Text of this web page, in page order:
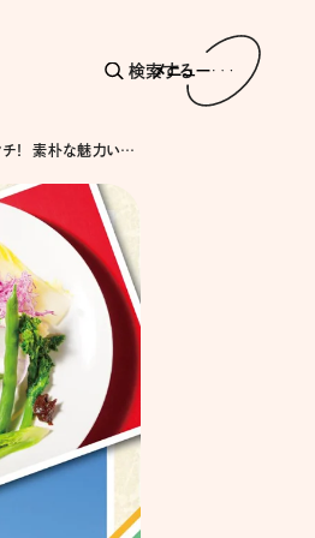
検索する
メニュー
朝風呂、古民家カフェに地元野菜たっぷりランチ！ 素朴な魅力いっぱいの栃木県・小山市、下野市デイトリップ